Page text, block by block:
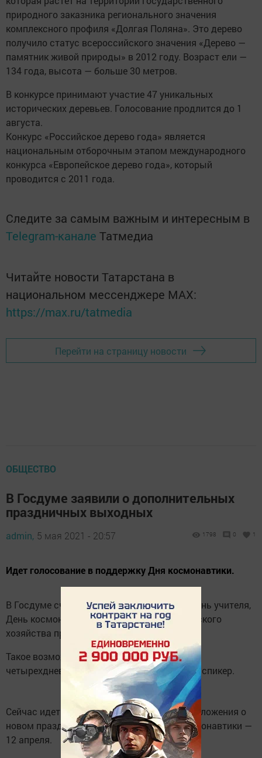
природного заказника регионального значения
комплексного профиля «Долгая Поляна». Это дерево
получило статус всероссийского значения «Дерево —
памятник живой природы» в 2012 году. Возраст ели —
134 года, высота — больше 30 метров.
В конкурсе принимают участие 47 уникальных
исторических деревьев. Голосование продлится до 1
августа.
Конкурс «Российское дерево года» является
национальным отборочным этапом международного
конкурса «Европейское дерево года», который
проводится с 2011 года.
Следите за самым важным и интересным в
Telegram-канале Татмедиа
Читайте новости Татарстана в
национальном мессенджере MАХ:
https://max.ru/tatmedia
Перейти на страницу новости
ОБЩЕСТВО
В Госдуме заявили о дополнительных
праздничных выходных
admin, 5 мая 2021 - 20:57 1798 0 1
Идет голосование в поддержку Дня космонавтики.
В Госдуме считают возможным сделать День учителя,
День космонавтики и День работника сельского
хозяйства праздничными днями
Такое возможно при условии перехода на
четырехдневную рабочую неделю, добавил спикер.
Сейчас идет голосование в поддержку предложения о
новом праздничном выходном в День космонавтики —
12 апреля.